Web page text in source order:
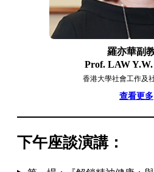
羅亦華副
Prof. LAW Y.W.
香港大學社會工作及
查看更多
下午座談演講：